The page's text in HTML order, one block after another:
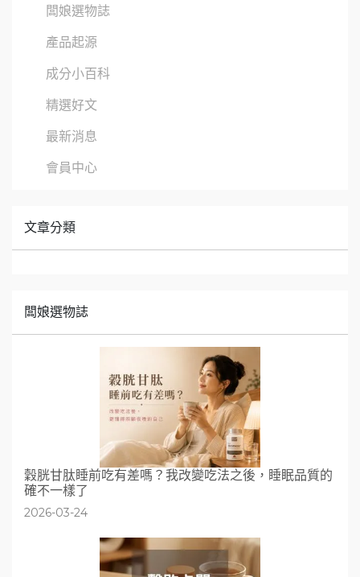
闆娘選物誌
產品起源
成分小百科
精選好文
最新消息
會員中心
文章分類
闆娘選物誌
穀胱甘肽睡前吃有差嗎？我改變吃法之後，睡眠品質的
確不一樣了
2026-03-24